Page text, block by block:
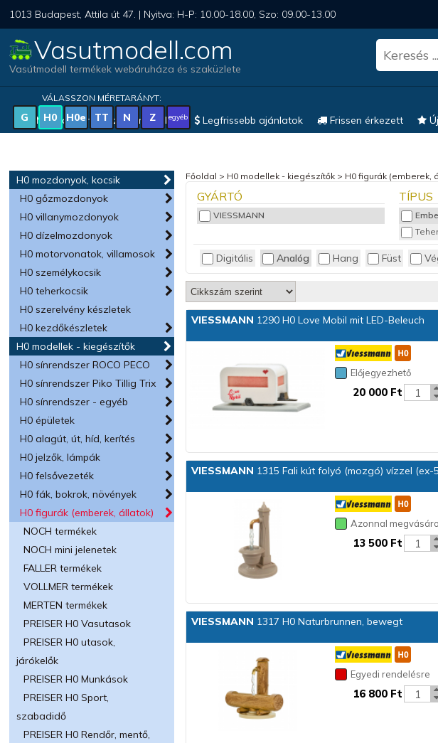
1013 Budapest, Attila út 47. | Nyitva: H-P: 10.00-18.00, Szo: 09.00-13.00
Vasutmodell.com
Vasútmodell termékek webáruháza és szaküzlete
VÁLASSZON MÉRETARÁNYT:
G H0 H0e TT N Z egyéb
Magyar vonatkozású modellek
Legfrissebb ajánlatok Frissen érkezett
H0 mozdonyok, kocsik
H0 gőzmozdonyok
H0 villanymozdonyok
H0 dízelmozdonyok
H0 motorvonatok, villamosok
H0 személykocsik
H0 teherkocsik
H0 szerelvény készletek
H0 kezdőkészletek
H0 modellek - kiegészítők
H0 sínrendszer ROCO PECO
H0 sínrendszer Piko Tillig Trix
H0 sínrendszer - egyéb
H0 épületek
H0 alagút, út, híd, kerítés
H0 jelzők, lámpák
H0 felsővezeték
H0 fák, bokrok, növények
H0 figurák (emberek, állatok)
NOCH termékek
NOCH mini jelenetek
FALLER termékek
VOLLMER termékek
MERTEN termékek
PREISER H0 Vasutasok
PREISER H0 utasok,
járókelők
PREISER H0 Munkások
PREISER H0 Sport,
szabadidő
PREISER H0 Rendőr, mentő,
Főoldal > H0 modellek - kiegészítők > H0 figurák (emberek,
GYÁRTÓ
VIESSMANN
TÍPUS
Digitális Analóg Hang Füst
VIESSMANN 1290 H0 Love Mobil mit LED-Beleuch
Előjegyezhető
20 000 Ft
VIESSMANN 1315 Fali kút folyó (mozgó) vízzel (ex-
Azonnal
13 500 Ft
VIESSMANN 1317 H0 Naturbrunnen, bewegt
Egyedi rendelésre
16 800 Ft